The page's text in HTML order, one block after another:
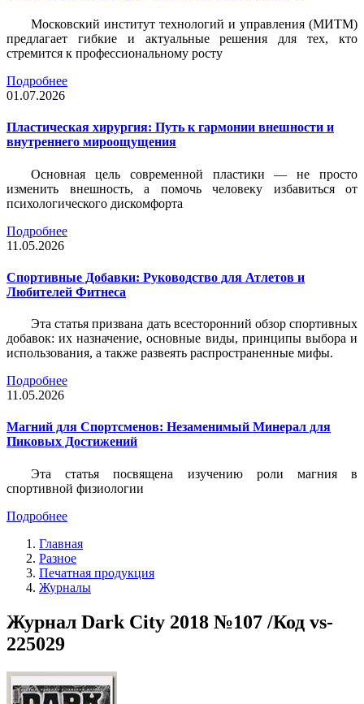
Московский институт технологий и управления (МИТМ)
предлагает гибкие и актуальные решения для тех, кто
стремится к профессиональному росту
Подробнее
01.07.2026
Пластическая хирургия: Путь к гармонии внешности и
внутреннего мироощущения
Основная цель современной пластики — не просто
изменить внешность, а помочь человеку избавиться от
психологического дискомфорта
Подробнее
11.05.2026
Спортивные Добавки: Руководство для Атлетов и
Любителей Фитнеса
Эта статья призвана дать всесторонний обзор спортивных
добавок: их назначение, основные виды, принципы выбора и
использования, а также развеять распространенные мифы.
Подробнее
11.05.2026
Магний для Спортсменов: Незаменимый Минерал для
Пиковых Достижений
Эта статья посвящена изучению роли магния в
спортивной физиологии
Подробнее
Главная
Разное
Печатная продукция
Журналы
Журнал Dark City 2018 №107 /Код vs-
225029